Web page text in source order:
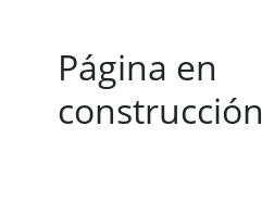
Página en
construcción